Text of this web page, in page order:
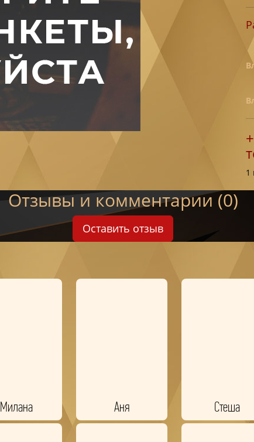
1
Отзывы и комментарии (0)
Оставить отзыв
Милана Аня Стеша